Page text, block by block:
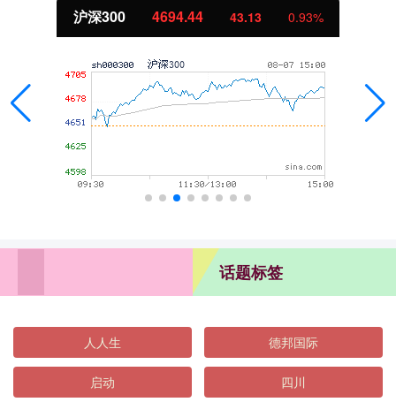
沪深300 4694.44 43.13 0.93%
话题标签
人人生 德邦国际
启动 四川